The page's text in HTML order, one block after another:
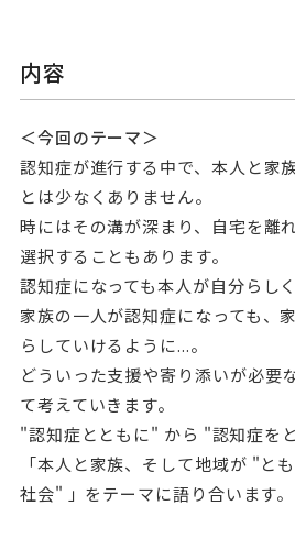
内容
＜今回のテーマ＞
認知症が進行する中で、本人と家
とは少なくありません。
時にはその溝が深まり、自宅を離
選択することもあります。
認知症になっても本人が自分らし
家族の一人が認知症になっても、
らしていけるように...。
どういった支援や寄り添いが必要
て考えていきます。
"認知症とともに" から "認知症を
「本人と家族、そして地域が "と
社会" 」をテーマに語り合います。